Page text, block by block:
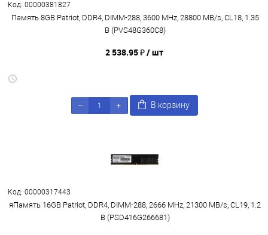
Код: 00000381827
Память 8GB Patriot, DDR4, DIMM-288, 3600 MHz, 28800 MB/s, CL18, 1.35
В (PVS48G360C8)
2 538.95 ₽/ шт
В корзину
Код: 00000317443
яПамять 16GB Patriot, DDR4, DIMM-288, 2666 MHz, 21300 MB/s, CL19, 1.2
В (PSD416G266681)